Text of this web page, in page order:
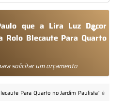
que a Lira Luz Decor
Rolo Blecaute Para Quarto
solicitar um orçamento
Para Quarto no Jardim Paulista" é